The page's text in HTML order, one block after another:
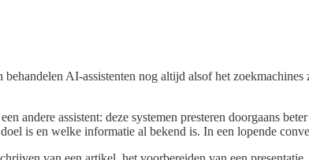
AI-assistenten nog altijd alsof het
andere assistent: deze systemen presteren doorgaans
is en welke informatie al bekend is. In een lopende